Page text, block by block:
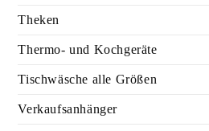
Theken
Thermo- und Kochgeräte
Tischwäsche alle Größen
Verkaufsanhänger